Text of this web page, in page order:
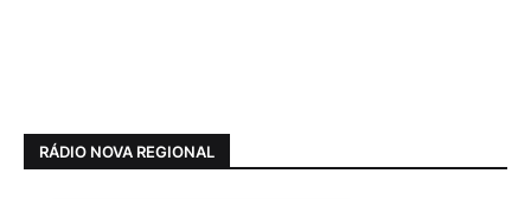
RÁDIO NOVA REGIONAL